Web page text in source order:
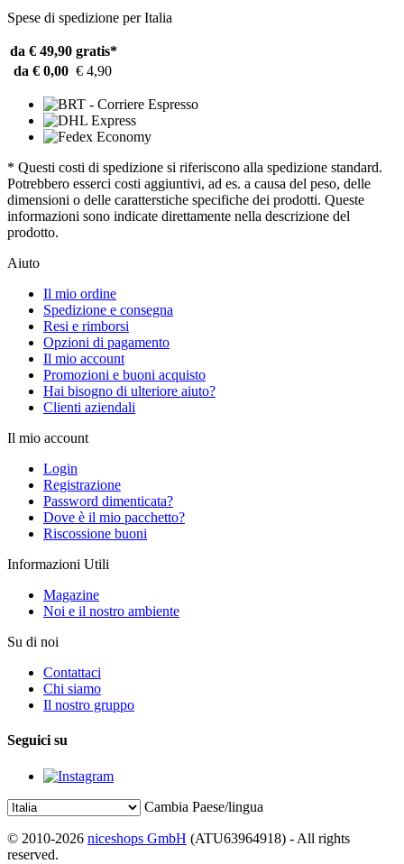
Spese di spedizione per Italia
da € 49,90 gratis*
da € 0,00 € 4,90
* Questi costi di spedizione si riferiscono alla spedizione standard.
Potrebbero esserci costi aggiuntivi, ad es. a causa del peso, delle
dimensioni o delle caratterstiche specifiche dei prodotti. Queste
informazioni sono indicate direttamente nella descrizione del
prodotto.
Aiuto
Il mio ordine
Spedizione e consegna
Resi e rimborsi
Opzioni di pagamento
Il mio account
Promozioni e buoni acquisto
Hai bisogno di ulteriore aiuto?
Clienti aziendali
Il mio account
Login
Registrazione
Password dimenticata?
Dove è il mio pacchetto?
Riscossione buoni
Informazioni Utili
Magazine
Noi e il nostro ambiente
Su di noi
Contattaci
Chi siamo
Il nostro gruppo
Seguici su
Cambia Paese/lingua
© 2010-2026 niceshops GmbH (ATU63964918) - All rights
reserved.